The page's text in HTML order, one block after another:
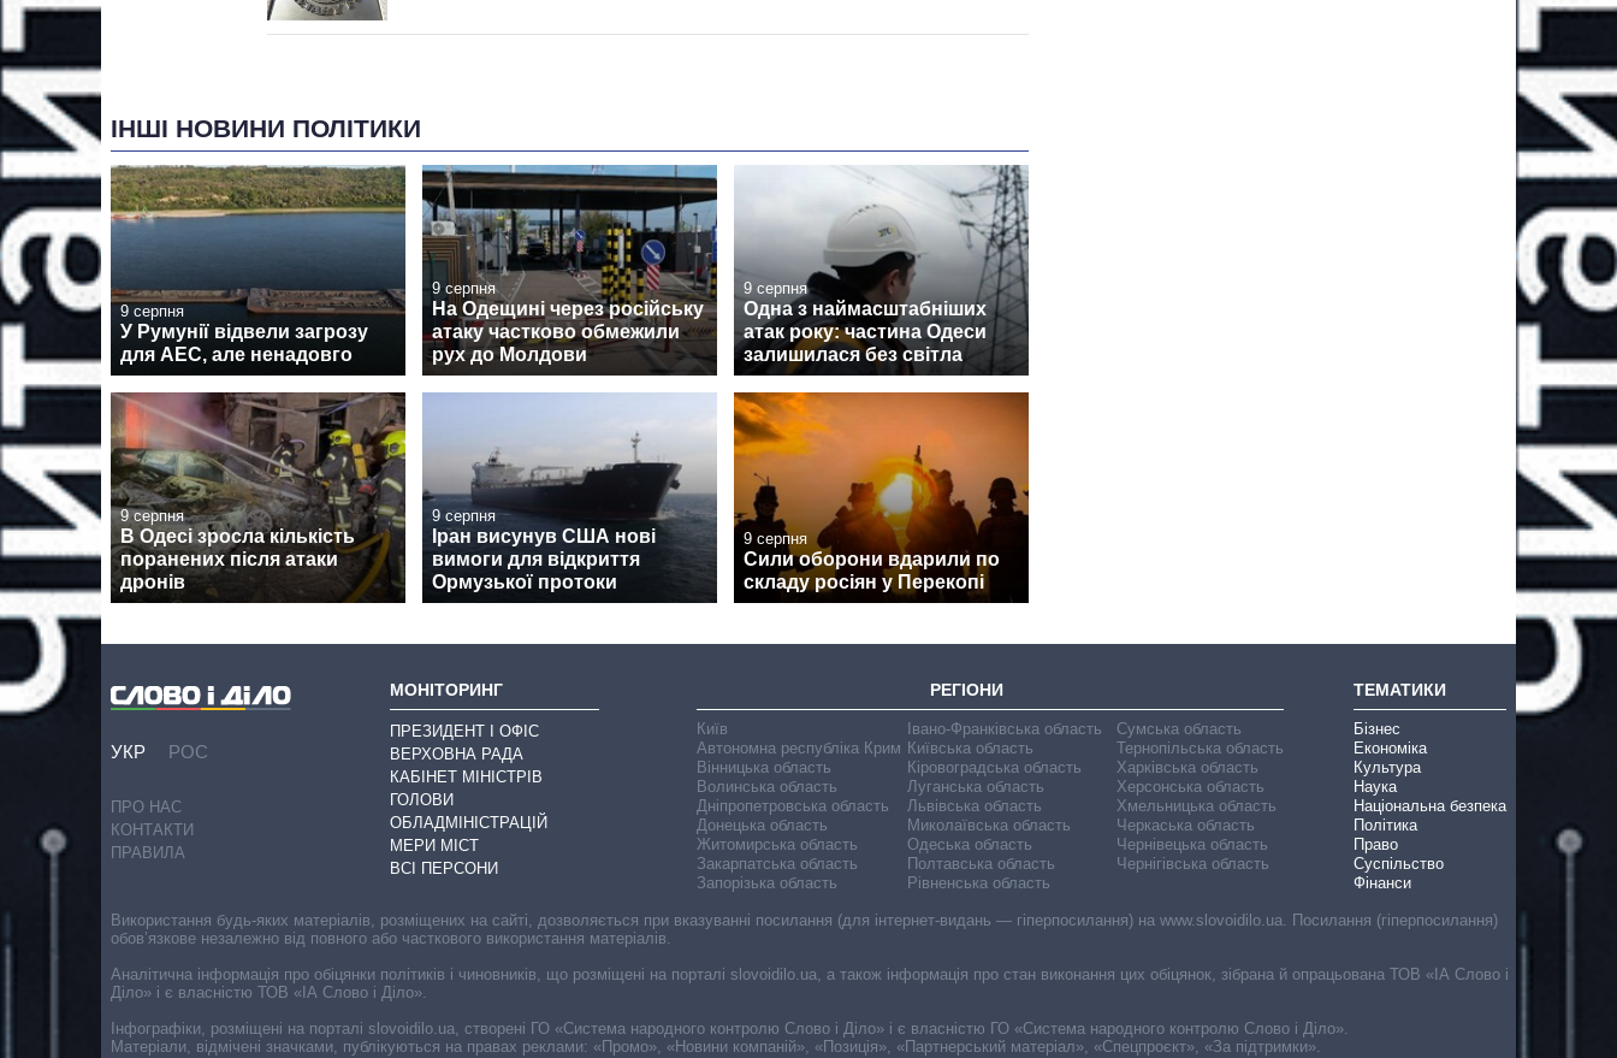
ІНШІ НОВИНИ ПОЛІТИКИ
9 серпня
У Румунії відвели загрозу
для АЕС, але ненадовго
9 серпня
На Одещині через російську
атаку частково обмежили
рух до Молдови
9 серпня
Одна з наймасштабніших
атак року: частина Одеси
залишилася без світла
9 серпня
В Одесі зросла кількість
поранених після атаки
дронів
9 серпня
Іран висунув США нові
вимоги для відкриття
Ормузької протоки
9 серпня
Сили оборони вдарили по
складу росіян у Перекопі
УКР РОС
ПРО НАС
КОНТАКТИ
ПРАВИЛА
МОНІТОРИНГ
ПРЕЗИДЕНТ І ОФІС
ВЕРХОВНА РАДА
КАБІНЕТ МІНІСТРІВ
ГОЛОВИ
ОБЛАДМІНІСТРАЦІЙ
МЕРИ МІСТ
ВСІ ПЕРСОНИ
РЕГІОНИ
Київ
Автономна республіка Крим
Вінницька область
Волинська область
Дніпропетровська область
Донецька область
Житомирська область
Закарпатська область
Запорізька область
Івано-Франківська область
Київська область
Кіровоградська область
Луганська область
Львівська область
Миколаївська область
Одеська область
Полтавська область
Рівненська область
Сумська область
Тернопільська область
Харківська область
Херсонська область
Хмельницька область
Черкаська область
Чернівецька область
Чернігівська область
ТЕМАТИКИ
Бізнес
Економіка
Культура
Наука
Національна безпека
Політика
Право
Суспільство
Фінанси
Використання будь-яких матеріалів, розміщених на сайті, дозволяється при вказуванні посилання (для інтернет-видань — гіперпосилання) на www.slovoidilo.ua. Посилання (гіперпосилання)
обов’язкове незалежно від повного або часткового використання матеріалів.
Аналітична інформація про обіцянки політиків і чиновників, що розміщені на порталі slovoidilo.ua, а також інформація про стан виконання цих обіцянок, зібрана й опрацьована ТОВ «ІА Слово і
Діло» і є власністю ТОВ «ІА Слово і Діло».
Інфографіки, розміщені на порталі slovoidilo.ua, створені ГО «Система народного контролю Слово і Діло» і є власністю ГО «Система народного контролю Слово і Діло».
Матеріали, відмічені значками, публікуються на правах реклами: «Промо», «Новини компаній», «Позиція», «Партнерський матеріал», «Спецпроєкт», «За підтримки».